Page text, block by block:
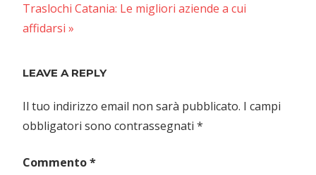
Next
Post:
Traslochi Catania: Le migliori aziende a cui
affidarsi
LEAVE A REPLY
Il tuo indirizzo email non sarà pubblicato. I campi
obbligatori sono contrassegnati *
Commento*